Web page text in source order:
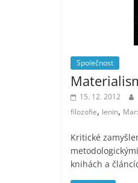
Společnost
15. 12. 2012
filozofie, lenin,
Kritické
knihách a